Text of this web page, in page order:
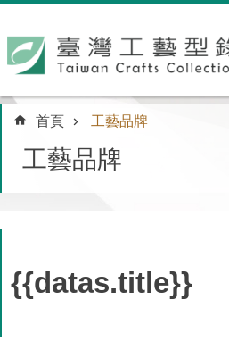
:::
首頁 工藝品牌
工藝品牌
{{datas.title}}